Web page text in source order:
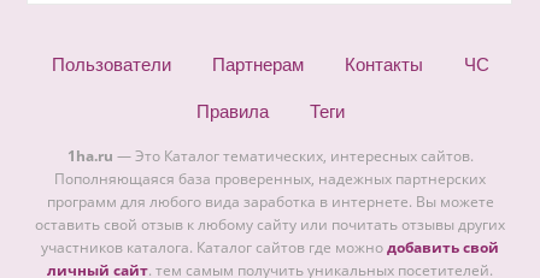
Пользователи Партнерам Контакты ЧС
Правила Теги
1ha.ru — Это Каталог тематических, интересных сайтов.
Пополняющаяся база проверенных, надежных партнерских
программ для любого вида заработка в интернете. Вы можете
оставить свой отзыв к любому сайту или почитать отзывы других
участников каталога. Каталог сайтов где можнодобавить свой
личный сайт. тем самым получить уникальных посетителей.